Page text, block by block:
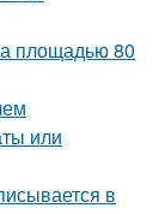
площадью 80
или
в